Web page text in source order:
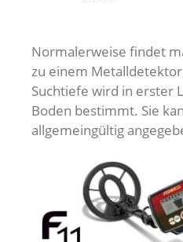
Normalerweise findet
zu einem
Suchtiefe wird in erster
Boden bestimmt. Sie
allgemeingültig